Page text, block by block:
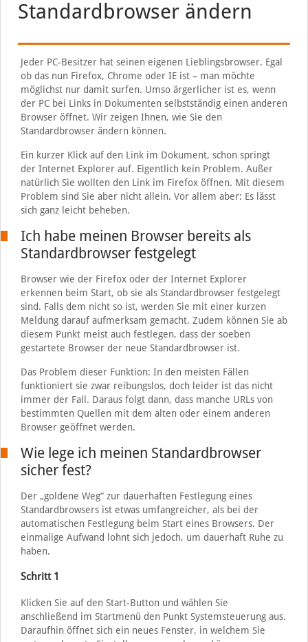
Standardbrowser ändern
Jeder PC-Besitzer hat seinen eigenen Lieblingsbrowser. Egal
ob das nun Firefox, Chrome oder IE ist – man möchte
möglichst nur damit surfen. Umso ärgerlicher ist es, wenn
der PC bei Links in Dokumenten selbstständig einen anderen
Browser öffnet. Wir zeigen Ihnen, wie Sie den
Standardbrowser ändern können.
Ein kurzer Klick auf den Link im Dokument, schon springt
der Internet Explorer auf. Eigentlich kein Problem. Außer
natürlich Sie wollten den Link im Firefox öffnen. Mit diesem
Problem sind Sie aber nicht allein. Vor allem aber: Es lässt
sich ganz leicht beheben.
Ich habe meinen Browser bereits als
Standardbrowser festgelegt
Browser wie der Firefox oder der Internet Explorer
erkennen beim Start, ob sie als Standardbrowser festgelegt
sind. Falls dem nicht so ist, werden Sie mit einer kurzen
Meldung darauf aufmerksam gemacht. Zudem können Sie ab
diesem Punkt meist auch festlegen, dass der soeben
gestartete Browser der neue Standardbrowser ist.
Das Problem dieser Funktion: In den meisten Fällen
funktioniert sie zwar reibungslos, doch leider ist das nicht
immer der Fall. Daraus folgt dann, dass manche URLs von
bestimmten Quellen mit dem alten oder einem anderen
Browser geöffnet werden.
Wie lege ich meinen Standardbrowser
sicher fest?
Der „goldene Weg“ zur dauerhaften Festlegung eines
Standardbrowsers ist etwas umfangreicher, als bei der
automatischen Festlegung beim Start eines Browsers. Der
einmalige Aufwand lohnt sich jedoch, um dauerhaft Ruhe zu
haben.
Schritt 1
Klicken Sie auf den Start-Button und wählen Sie
anschließend im Startmenü den Punkt Systemsteuerung aus.
Daraufhin öffnet sich ein neues Fenster, in welchem Sie